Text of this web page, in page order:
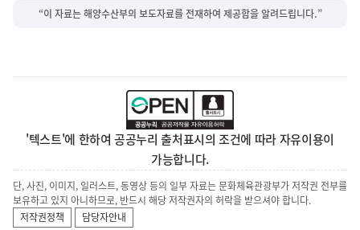
“이 자료는 해양수산부의 보도자료를 전재하여 제공함을 알려드립니다.”
'텍스트'에 한하여 공공누리 출처표시의 조건에 따라 자유이용이
가능합니다.
단, 사진, 이미지, 일러스트, 동영상 등의 일부 자료는 문화체육관광부가 저작권 전부를
보유하고 있지 아니하므로, 반드시 해당 저작권자의 허락을 받으셔야 합니다.
저작권정책
담당자안내